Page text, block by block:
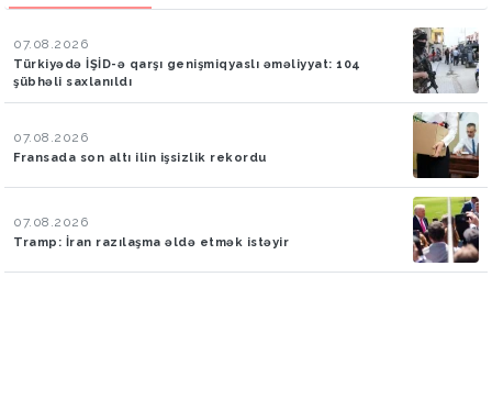
07.08.2026
Türkiyədə İŞİD-ə qarşı genişmiqyaslı əməliyyat: 104
şübhəli saxlanıldı
07.08.2026
Fransada son altı ilin işsizlik rekordu
07.08.2026
Tramp: İran razılaşma əldə etmək istəyir